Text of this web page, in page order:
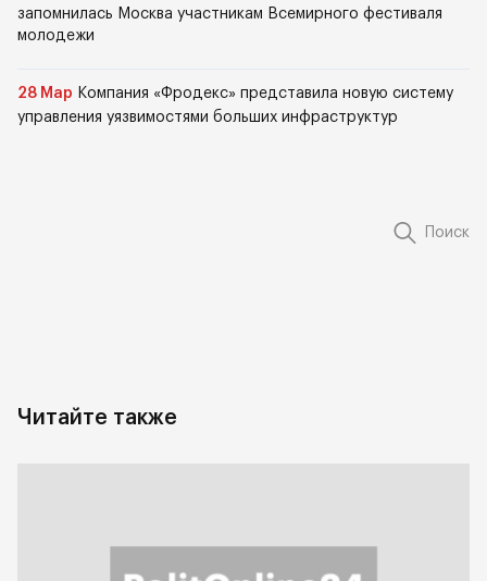
запомнилась Москва участникам Всемирного фестиваля
молодежи
28 Мар Компания «Фродекс» представила новую систему
управления уязвимостями больших инфраструктур
Поиск
Читайте также